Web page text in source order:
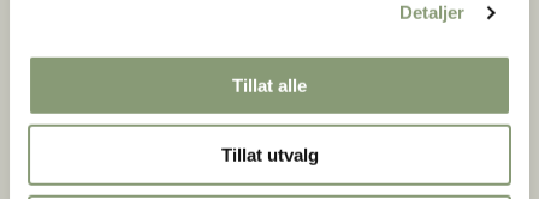
Detaljer
Tillat alle
Tillat utvalg